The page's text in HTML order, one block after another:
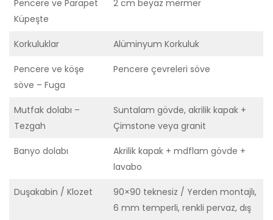
Pencere ve Parapet
Küpeşte
2 cm beyaz mermer
Korkuluklar Alüminyum Korkuluk
Pencere ve köşe
söve – Fuga
Pencere çevreleri söve
Mutfak dolabı –
Tezgah
Suntalam gövde, akrilik kapak +
Çimstone veya granit
Banyo dolabı
Akrilik kapak + mdflam gövde +
lavabo
Duşakabin / Klozet
90×90 teknesiz / Yerden montajlı,
6 mm temperli, renkli pervaz, dış